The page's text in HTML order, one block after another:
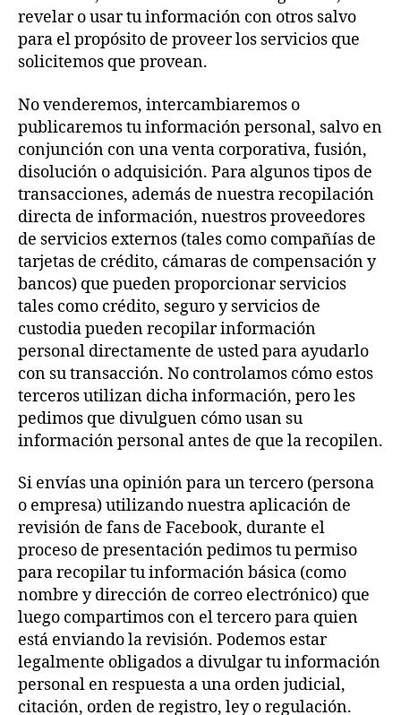
revelar o usar tu información con otros salvo
para el propósito de proveer los servicios que
solicitemos que provean.
No venderemos, intercambiaremos o
publicaremos tu información personal, salvo en
conjunción con una venta corporativa, fusión,
disolución o adquisición. Para algunos tipos de
transacciones, además de nuestra recopilación
directa de información, nuestros proveedores
de servicios externos (tales como compañías de
tarjetas de crédito, cámaras de compensación y
bancos) que pueden proporcionar servicios
tales como crédito, seguro y servicios de
custodia pueden recopilar información
personal directamente de usted para ayudarlo
con su transacción. No controlamos cómo estos
terceros utilizan dicha información, pero les
pedimos que divulguen cómo usan su
información personal antes de que la recopilen.
Si envías una opinión para un tercero (persona
o empresa) utilizando nuestra aplicación de
revisión de fans de Facebook, durante el
proceso de presentación pedimos tu permiso
para recopilar tu información básica (como
nombre y dirección de correo electrónico) que
luego compartimos con el tercero para quien
está enviando la revisión. Podemos estar
legalmente obligados a divulgar tu información
personal en respuesta a una orden judicial,
citación, orden de registro, ley o regulación.